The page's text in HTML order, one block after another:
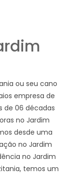
ou seu cano
empresa de
de 06 décadas
no Jardim
desde uma
no Jardim
no Jardim
temos um